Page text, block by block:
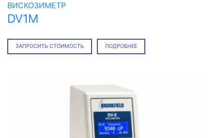
ВИСКОЗИМЕТР
DV1M
ЗАПРОСИТЬ СТОИМОСТЬ ПОДРОБНЕЕ